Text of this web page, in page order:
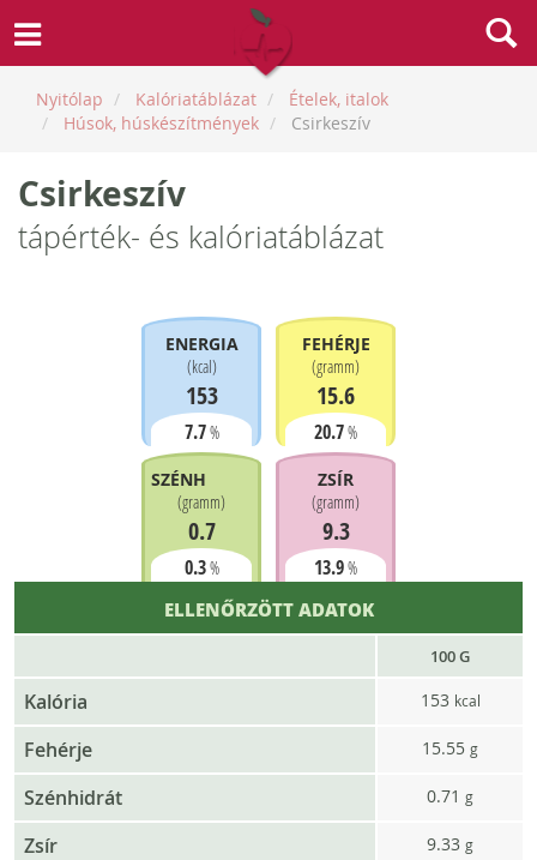
Nyitólap Kalóriatáblázat
Ételek, italok
Húsok, húskészítmények
Csirkeszív
Csirkeszív
tápérték- és kalóriatáblázat
ENERGIA
(kcal)
153
7.7%
FEHÉRJE
(gramm)
15.6
20.7%
SZÉNHIDRÁT
(gramm)
0.7
0.3%
ZSÍR
(gramm)
9.3
13.9%
ELLENŐRZÖTT ADATOK
100 G
Kalória 153 kcal
Fehérje 15.55 g
Szénhidrát 0.71 g
Zsír 9.33 g